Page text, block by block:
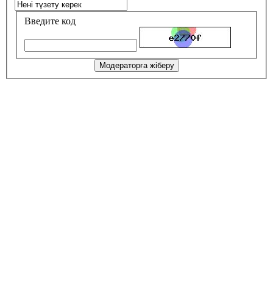
Введите код
Модераторға жіберу